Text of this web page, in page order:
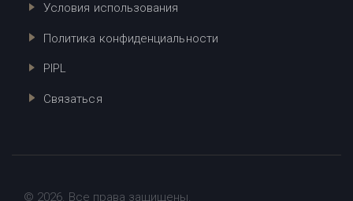
Условия использования
Политика конфиденциальности
PIPL
Связаться
© 2026. Все права защищены.